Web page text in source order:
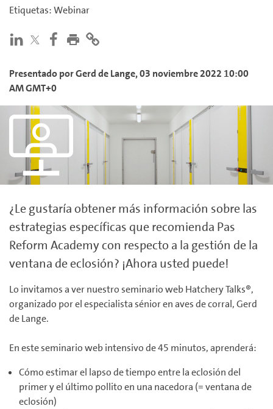
Etiquetas:Webinar
Presentado porGerdde Lange,03 noviembre 2022 10:00
AM GMT+0
¿Le gustaría obtener más información sobre las
estrategias específicas que recomienda Pas
Reform Academy con respecto a la gestión de la
ventana de eclosión? ¡Ahora usted puede!
Lo invitamos a ver nuestro seminario web Hatchery Talks®,
organizado por el especialista sénior en aves de corral, Gerd
de Lange.
En este seminario web intensivo de 45 minutos, aprenderá:
Cómo estimar el lapso de tiempo entre la eclosión del
primer y el último pollito en una nacedora (= ventana de
eclosión)